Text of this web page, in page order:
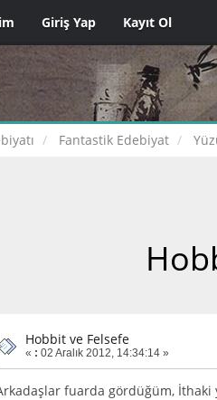
Giriş Yap Kayıt Ol
Fantastik Edebiyat
Hobbit ve Felsefe
« : 02 Aralık 2012, 14:34:14 »
fuarda gördüğüm, İthaki